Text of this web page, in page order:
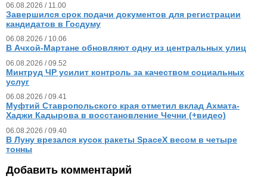
06.08.2026 / 11.00
Завершился срок подачи документов для регистрации
кандидатов в Госдуму
06.08.2026 / 10.06
В Ачхой-Мартане обновляют одну из центральных улиц
06.08.2026 / 09.52
Минтруд ЧР усилит контроль за качеством социальных
услуг
06.08.2026 / 09.41
Муфтий Ставропольского края отметил вклад Ахмата-
Хаджи Кадырова в восстановление Чечни (+видео)
06.08.2026 / 09.40
В Луну врезался кусок ракеты SpaceX весом в четыре
тонны
Добавить комментарий